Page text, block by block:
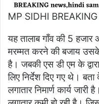
MP SIDHI
यह तालाब गाँव की 5 हजार
मरम्मत करने की बजाय उसके
है। जबकी एस डी एम के
लिए निर्देश दिए गए थे।
लगातार निमार्ण कार्य